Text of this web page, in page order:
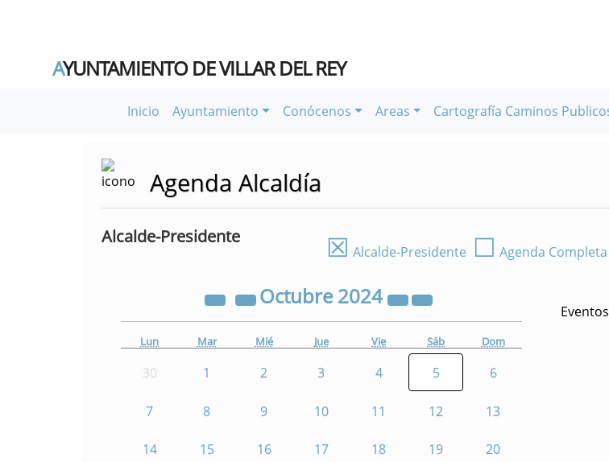
AYUNTAMIENTO DE VILLAR DEL REY
Inicio Ayuntamiento Conócenos Areas Cartografía Caminos
Agenda Alcaldía
Alcalde-Presidente ☒ Alcalde-Presidente ☐ Agenda Completa
Octubre2024
Lun Mar Mié Jue Vie Sáb Dom
30 1 2 3 4 5 6
7 8 9 10 11 12 13
14 15 16 17 18 19 20